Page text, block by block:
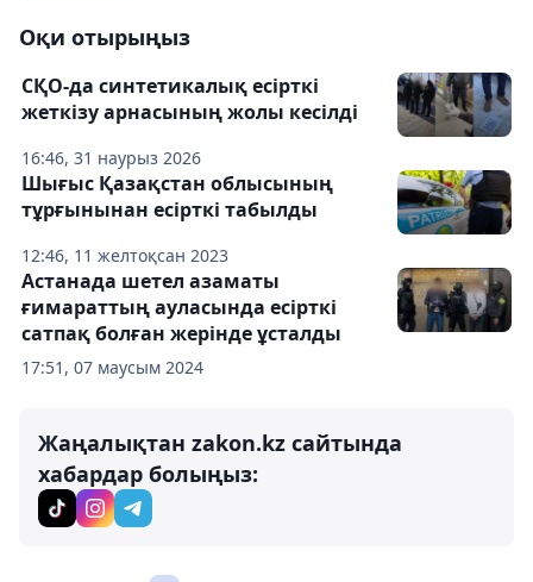
Оқи отырыңыз
16:46, 31 наурыз 2026
СҚО-да синтетикалық есірткі
жеткізу арнасының жолы кесілді
12:46, 11 желтоқсан 2023
Шығыс Қазақстан облысының
тұрғынынан есірткі табылды
17:51, 07 маусым 2024
Астанада шетел азаматы
ғимараттың ауласында есірткі
сатпақ болған жерінде ұсталды
Жаңалықтан zakon.kz сайтында
хабардар болыңыз: